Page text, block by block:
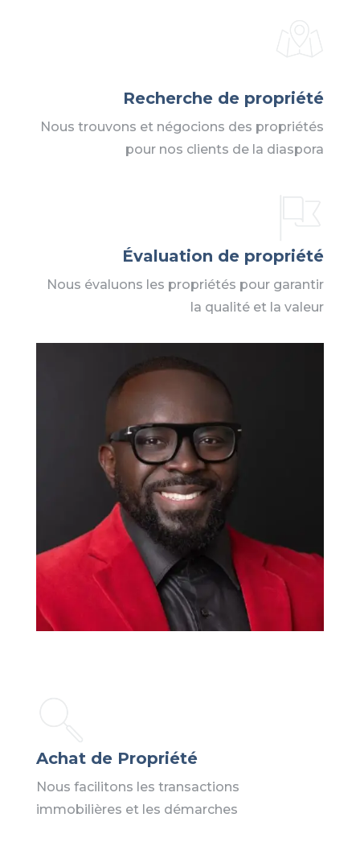
Recherche de propriété
Nous trouvons et négocions des propriétés
pour nos clients de la diaspora
Évaluation de propriété
Nous évaluons les propriétés pour garantir
la qualité et la valeur
Achat de Propriété
Nous facilitons les transactions
immobilières et les démarches